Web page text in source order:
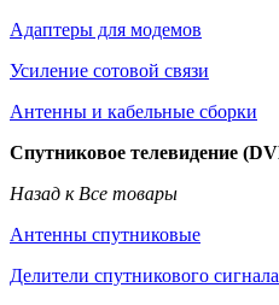
Адаптеры для модемов
Усиление сотовой связи
Антенны и кабельные сборки
Спутниковое телевидение
Назад к Все товары
Антенны спутниковые
Делители спутникового